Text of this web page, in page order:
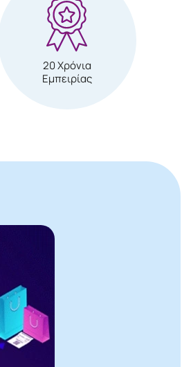
20 Χρόνια
Εμπειρίας